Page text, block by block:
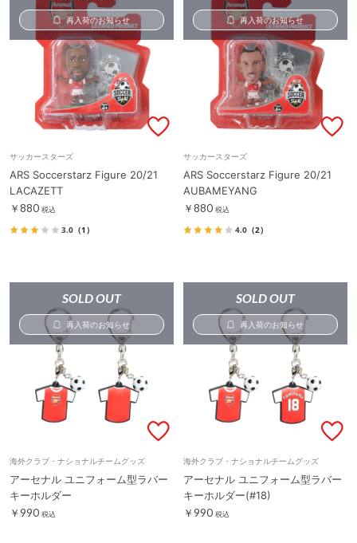
再入荷のお知らせ
サッカースターズ
ARS Soccerstarz Figure 20/21
LACAZETT
￥880 税込
3.0 （1）
再入荷のお知らせ
サッカースターズ
ARS Soccerstarz Figure 20/21
AUBAMEYANG
￥880 税込
4.0 （2）
SOLD OUT
再入荷のお知らせ
海外クラブ・ナショナルチームグッズ
アーセナル ユニフォーム型ラバー
キーホルダー
￥990 税込
SOLD OUT
再入荷のお知らせ
海外クラブ・ナショナルチームグッズ
アーセナル ユニフォーム型ラバー
キーホルダー(#18)
￥990 税込